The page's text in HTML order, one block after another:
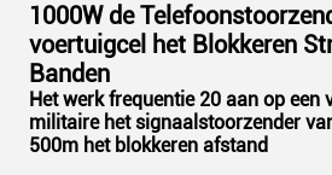
1000W de
voertuigcel het Blokkeren
Banden
Het werk frequentie 20 aan op een
militaire het signaalstoorzender
500m het blokkeren afstand